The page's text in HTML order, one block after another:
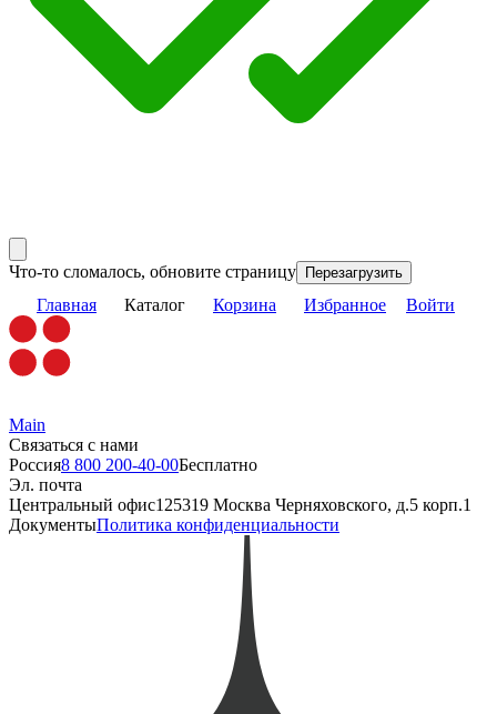
Что-то сломалось, обновите страницу Перезагрузить
Главная Каталог Корзина Избранное Войти
Main
Связаться с нами
Россия8 800 200-40-00Бесплатно
Эл. почта
Центральный офис125319 Москва Черняховского, д.5 корп.1
ДокументыПолитика конфиденциальности